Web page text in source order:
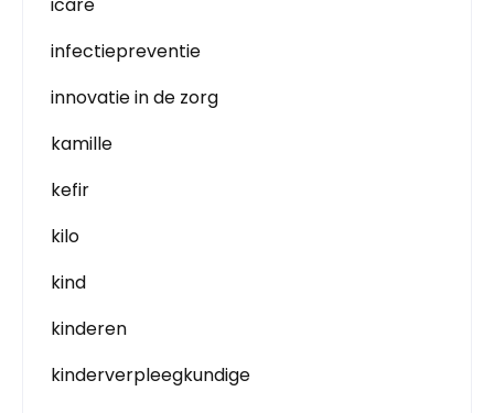
infectiepreventie
innovatie in de zorg
kamille
kefir
kilo
kind
kinderen
kinderverpleegkundige